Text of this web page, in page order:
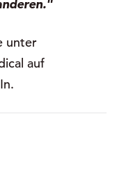
unter
auf